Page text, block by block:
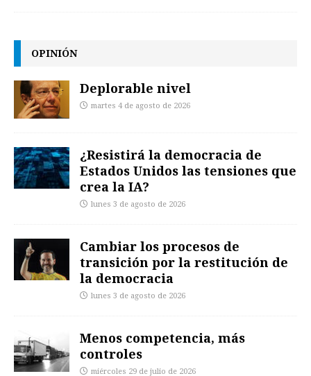
OPINIÓN
Deplorable nivel
martes 4 de agosto de 2026
¿Resistirá la democracia de
Estados Unidos las tensiones que
crea la IA?
lunes 3 de agosto de 2026
Cambiar los procesos de
transición por la restitución de
la democracia
lunes 3 de agosto de 2026
Menos competencia, más
controles
miércoles 29 de julio de 2026